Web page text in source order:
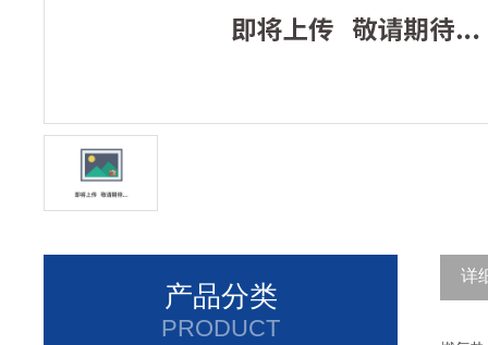
产品分类
PRODUCT
详